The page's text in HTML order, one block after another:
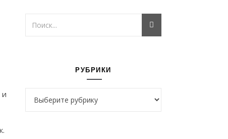
РУБРИКИ